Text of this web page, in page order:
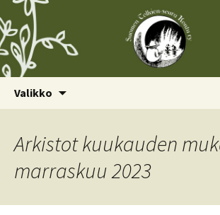
Valikko
Arkistot kuukauden
marraskuu 2023